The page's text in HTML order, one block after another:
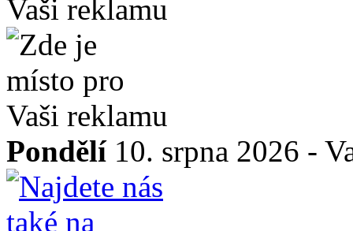
Pondělí10. srpna 2026 -